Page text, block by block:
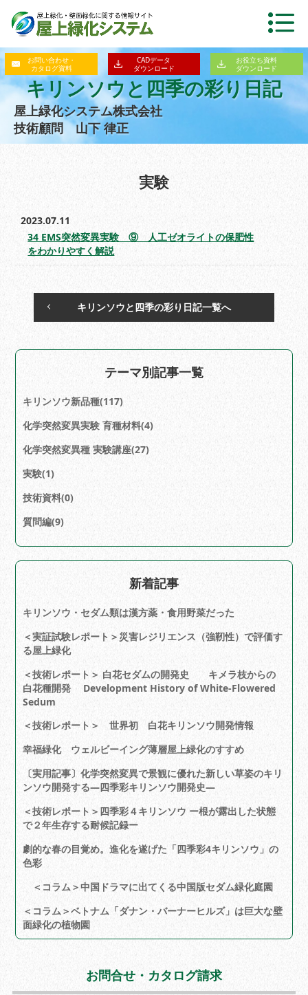
お問い合わせ・
カタログ資料
CADデータ
ダウンロード
お役立ち資料
ダウンロード
キリンソウと四季の彩り日記
屋上緑化システム株式会社
技術顧問 山下 律正
実験
2023.07.11
34 EMS突然変異実験 ⑨ 人工ゼオライトの保肥性
をわかりやすく解説
キリンソウと四季の彩り日記一覧へ
テーマ別記事一覧
キリンソウ新品種(117)
化学突然変異実験 育種材料(4)
化学突然変異種 実験講座(27)
実験(1)
技術資料(0)
質問編(9)
新着記事
キリンソウ・セダム類は漢方薬・食用野菜だった
＜実証試験レポート＞災害レジリエンス（強靭性）で評価す
る屋上緑化
＜技術レポート＞ 白花セダムの開発史 キメラ枝からの
白花種開発 Development History of White-Flowered
Sedum
＜技術レポート＞ 世界初 白花キリンソウ開発情報
幸福緑化 ウェルビーイング薄層屋上緑化のすすめ
〔実用記事〕化学突然変異で景観に優れた新しい草姿のキリ
ンソウ開発する―四季彩キリンソウ開発史―
＜技術レポート＞四季彩４キリンソウ ー根が露出した状態
で２年生存する耐候記録ー
劇的な春の目覚め。進化を遂げた「四季彩4キリンソウ」の
色彩
＜コラム＞中国ドラマに出てくる中国版セダム緑化庭園
＜コラム＞ベトナム「ダナン・バーナーヒルズ」は巨大な壁
面緑化の植物園
お問合せ・カタログ請求